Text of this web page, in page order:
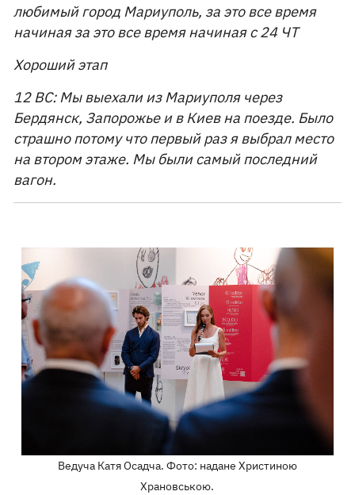
любимый город Мариуполь, за это все время
начиная за это все время начиная с 24 ЧТ
Хороший этап
12 ВС: Мы выехали из Мариуполя через
Бердянск, Запорожье и в Киев на поезде. Было
страшно потому что первый раз я выбрал место
на втором этаже. Мы были самый последний
вагон.
Ведуча Катя Осадча. Фото: надане Христиною
Храновською.